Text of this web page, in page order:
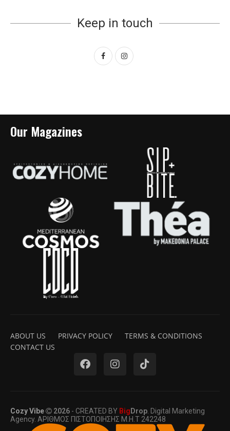
Keep in touch
Our Magazines
ABOUT US PRIVACY POLICY
TERMS & CONDITIONS
CONTACT US
Cozy Vibe 2026 - CREATED BY Big Drop . Digital Marketing
Agency. ΑΡΙΘΜΟΣ ΠΙΣΤΟΠΟΙΗΣΗΣ Μ.Η.Τ 242248